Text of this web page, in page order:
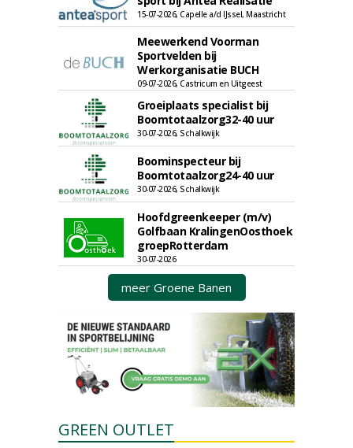
15-07-2026, Capelle a/d IJssel, Maastricht
Meewerkend Voorman
Sportvelden bij
Werkorganisatie BUCH
09-07-2026, Castricum en Uitgeest
Groeiplaats specialist bij
Boomtotaalzorg32-40 uur
30-07-2026, Schalkwijk
Boominspecteur bij
Boomtotaalzorg24-40 uur
30-07-2026, Schalkwijk
Hoofdgreenkeeper (m/v)
Golfbaan KralingenOosthoek
groepRotterdam
30-07-2026
meer Groene Banen
GREEN OUTLET